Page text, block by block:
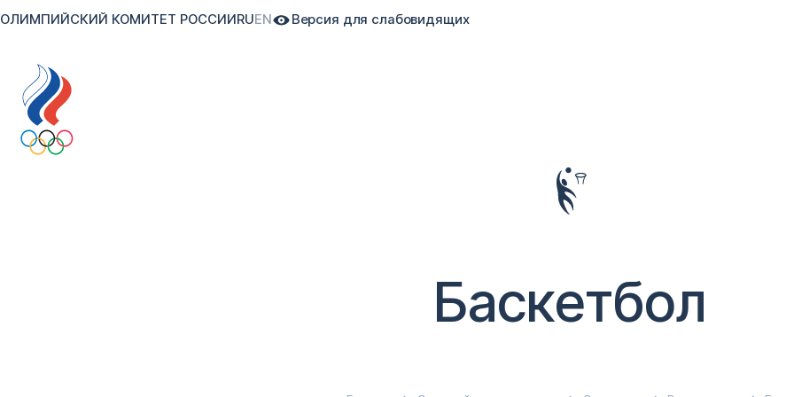
ОЛИМПИЙСКИЙ КОМИТЕТ РОССИИ RUEN Версия для слабовидящих
Баскетбол